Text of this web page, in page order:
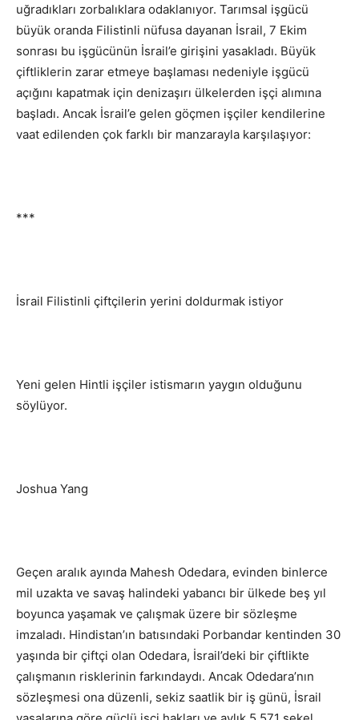
uğradıkları zorbalıklara odaklanıyor. Tarımsal işgücü
büyük oranda Filistinli nüfusa dayanan İsrail, 7 Ekim
sonrası bu işgücünün İsrail’e girişini yasakladı. Büyük
çiftliklerin zarar etmeye başlaması nedeniyle işgücü
açığını kapatmak için denizaşırı ülkelerden işçi alımına
başladı. Ancak İsrail’e gelen göçmen işçiler kendilerine
vaat edilenden çok farklı bir manzarayla karşılaşıyor:
***
İsrail Filistinli çiftçilerin yerini doldurmak istiyor
Yeni gelen Hintli işçiler istismarın yaygın olduğunu
söylüyor.
Joshua Yang
Geçen aralık ayında Mahesh Odedara, evinden binlerce
mil uzakta ve savaş halindeki yabancı bir ülkede beş yıl
boyunca yaşamak ve çalışmak üzere bir sözleşme
imzaladı. Hindistan’ın batısındaki Porbandar kentinden 30
yaşında bir çiftçi olan Odedara, İsrail’deki bir çiftlikte
çalışmanın risklerinin farkındaydı. Ancak Odedara’nın
sözleşmesi ona düzenli, sekiz saatlik bir iş günü, İsrail